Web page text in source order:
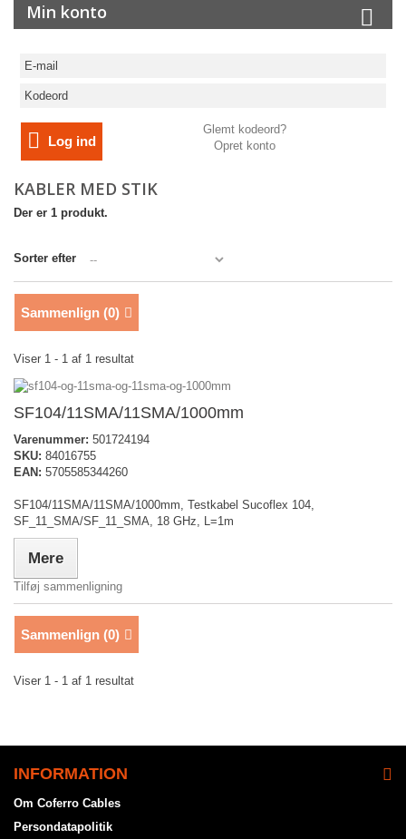
Min konto
Log ind
Glemt kodeord?
Opret konto
KABLER MED STIK
Der er 1 produkt.
Sorter efter
Sammenlign (0)
Viser 1 - 1 af 1 resultat
SF104/11SMA/11SMA/1000mm
Varenummer: 501724194
SKU: 84016755
EAN: 5705585344260
SF104/11SMA/11SMA/1000mm, Testkabel Sucoflex 104,
SF_11_SMA/SF_11_SMA, 18 GHz, L=1m
Mere
Tilføj sammenligning
Sammenlign (0)
Viser 1 - 1 af 1 resultat
INFORMATION
Om Coferro Cables
Persondatapolitik